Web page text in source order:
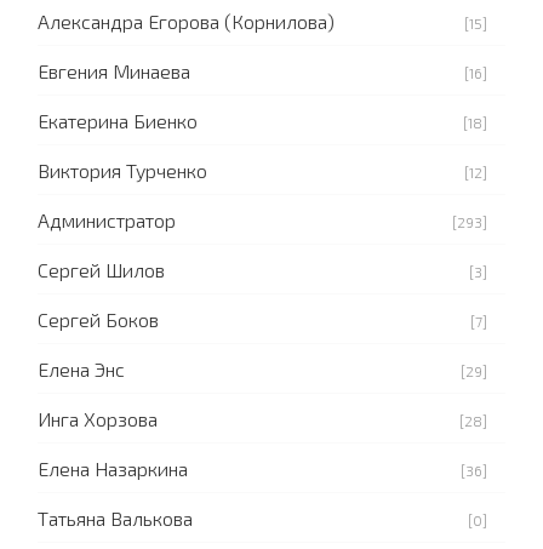
Александра Егорова (Корнилова) [15]
Евгения Минаева [16]
Екатерина Биенко [18]
Виктория Турченко [12]
Администратор [293]
Сергей Шилов [3]
Сергей Боков [7]
Елена Энс [29]
Инга Хорзова [28]
Елена Назаркина [36]
Татьяна Валькова [0]